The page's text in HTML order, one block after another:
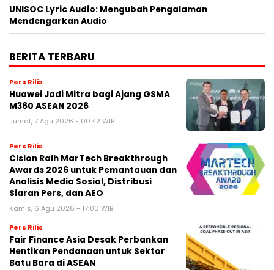
UNISOC Lyric Audio: Mengubah Pengalaman
Mendengarkan Audio
BERITA TERBARU
Pers Rilis
Huawei Jadi Mitra bagi Ajang GSMA
M360 ASEAN 2026
Jumat, 7 Agu 2026 - 00:42 WIB
Pers Rilis
Cision Raih MarTech Breakthrough
Awards 2026 untuk Pemantauan dan
Analisis Media Sosial, Distribusi
Siaran Pers, dan AEO
Kamis, 6 Agu 2026 - 17:00 WIB
Pers Rilis
Fair Finance Asia Desak Perbankan
Hentikan Pendanaan untuk Sektor
Batu Bara di ASEAN